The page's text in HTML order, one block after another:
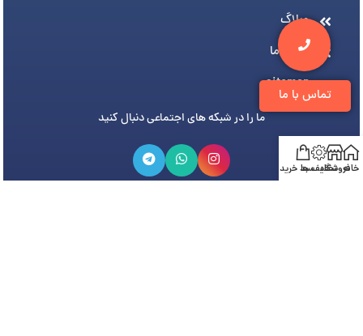
تماس با ما
وبلاگ
درباره ما
sitemap
ما را در شبکه های اجتماعی دنبال کنید
خانهفروشگاه
تخفیف هاسبد خرید